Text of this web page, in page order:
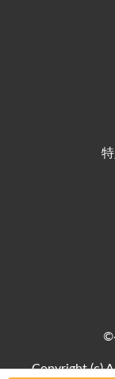
©
Copyright (c)